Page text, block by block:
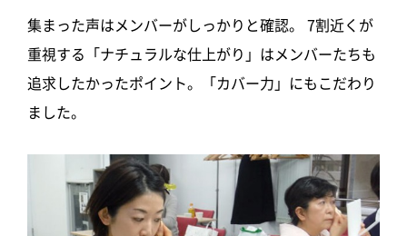
集まった声はメンバーがしっかりと確認。 7割近くが
重視する「ナチュラルな仕上がり」はメンバーたちも
追求したかったポイント。「カバー力」にもこだわり
ました。